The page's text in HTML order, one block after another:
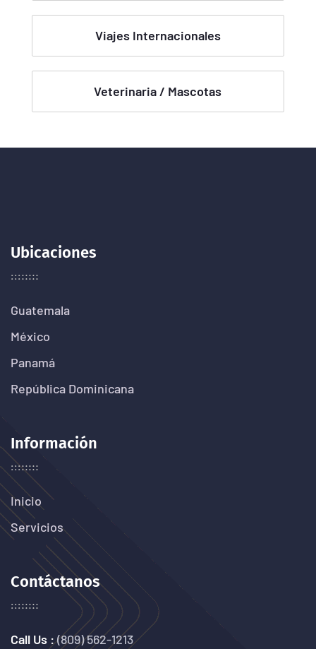
Viajes Internacionales
Veterinaria / Mascotas
Ubicaciones
Guatemala
México
Panamá
República Dominicana
Información
Inicio
Servicios
Contáctanos
Call Us : (809) 562-1213